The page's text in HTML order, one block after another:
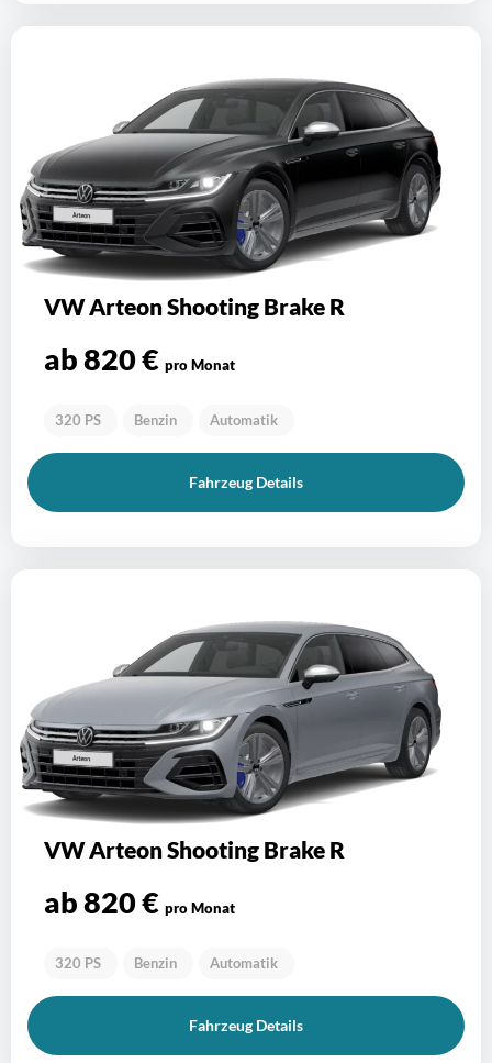
VW Arteon Shooting Brake R
ab 820 € pro Monat
320 PS Benzin Automatik
Fahrzeug Details
VW Arteon Shooting Brake R
ab 820 € pro Monat
320 PS Benzin Automatik
Fahrzeug Details